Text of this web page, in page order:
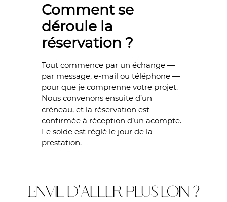
Comment se
déroule la
réservation ?
Tout commence par un échange —
par message, e-mail ou téléphone —
pour que je comprenne votre projet.
Nous convenons ensuite d’un
créneau, et la réservation est
confirmée à réception d’un acompte.
Le solde est réglé le jour de la
prestation.
Envie d'aller plus loin ?